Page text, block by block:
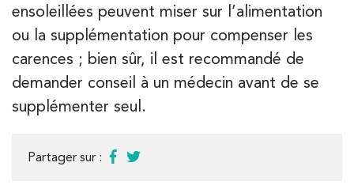
ensoleillées peuvent miser sur l’alimentation
ou la supplémentation pour compenser les
carences ; bien sûr, il est recommandé de
demander conseil à un médecin avant de se
supplémenter seul.
Partager sur :